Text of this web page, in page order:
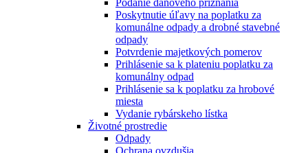
Podanie daňového priznania
Poskytnutie úľavy na poplatku za
komunálne odpady a drobné stavebné
odpady
Potvrdenie majetkových pomerov
Prihlásenie sa k plateniu poplatku za
komunálny odpad
Prihlásenie sa k poplatku za hrobové
miesta
Vydanie rybárskeho lístka
Životné prostredie
Odpady